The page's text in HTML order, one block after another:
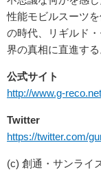
性能モビルスーツ
の時代、リギルド
界の真相に直進する
公式サイト
http://www.g-
Twitter
https://twitter.com/
(c) 創通・サンライ